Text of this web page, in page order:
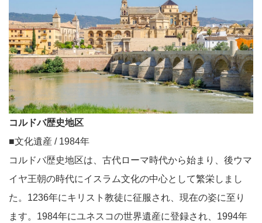
コルドバ歴史地区
■文化遺産 / 1984年
コルドバ歴史地区は、古代ローマ時代から始まり、後ウマ
イヤ王朝の時代にイスラム文化の中心として繁栄しまし
た。1236年にキリスト教徒に征服され、現在の姿に至り
ます。1984年にユネスコの世界遺産に登録され、1994年